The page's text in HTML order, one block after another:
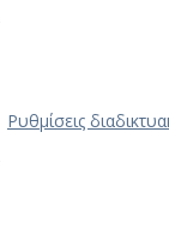
Ρυθμίσεις